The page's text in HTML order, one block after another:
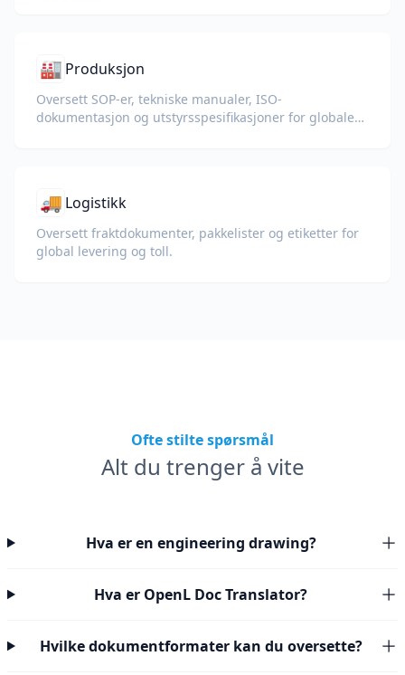
🏭 Produksjon
Oversett SOP-er, tekniske manualer, ISO-
dokumentasjon og utstyrsspesifikasjoner for globale
🚚 Logistikk
Oversett fraktdokumenter, pakkelister og etiketter for
global levering og toll.
Ofte stilte spørsmål
Alt du trenger å vite
Hva er en engineering drawing?
Hva er OpenL Doc Translator?
Hvilke dokumentformater kan du oversette?